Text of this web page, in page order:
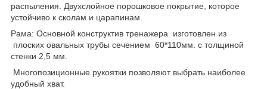
распыления. Двухслойное порошковое покрытие, которое
устойчиво к сколам и царапинам.
Рама: Основной конструктив тренажера изготовлен из
плоских овальных трубы сечением 60*110мм. с толщиной
стенки 2,5 мм.
Многопозиционные рукоятки позволяют выбрать наиболее
удобный хват.